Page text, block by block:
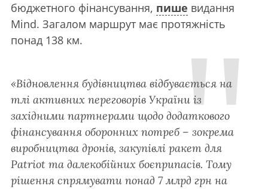
бюджетного фінансування, пише видання
Mind. Загалом маршрут має протяжність
понад 138 км.
«Відновлення будівництва відбувається на
тлі активних переговорів України із
західними партнерами щодо додаткового
фінансування оборонних потреб – зокрема
виробництва дронів, закупівлі ракет для
Patriot та далекобійних боєприпасів. Тому
рішення спрямувати понад 7 млрд грн на